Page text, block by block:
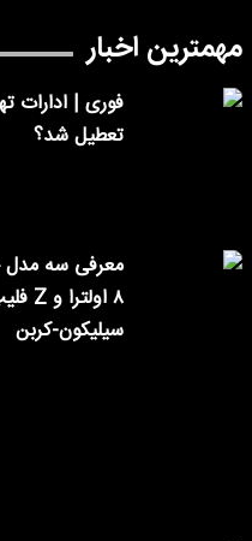
مهمترین اخبار
تعطیل شد؟
سیلیکون-کربن